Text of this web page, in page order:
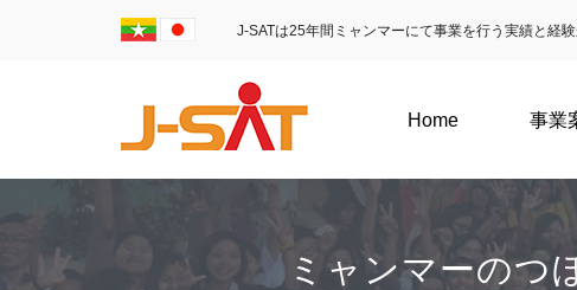
J-SATは25年間ミャンマーにて事業を行う実績と経
Home 事業
ミャンマーのつ